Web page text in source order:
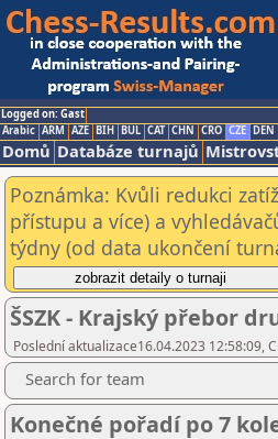
Logged on: Gast
Arabic ARM AZE BIH BUL CAT CHN CRO CZE DEN
Domů Databáze turnajů
Poznámka: Kvůli redukci
přístupu a více) a
týdny (od data ukončení
ŠSZK - Krajský přebor
Poslední aktualizace16.04.2023 12:58:09,
Search for team
Konečné pořadí po 7